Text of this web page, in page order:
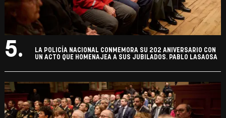
5.
LA POLICÍA NACIONAL CONMEMORA SU 202 ANIVERSARIO CON
UN ACTO QUE HOMENAJEA A SUS JUBILADOS. PABLO LASAOSA